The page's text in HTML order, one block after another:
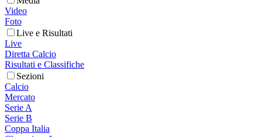
Video
Foto
Live e Risultati
Live
Diretta Calcio
Risultati e Classifiche
Sezioni
Calcio
Mercato
Serie A
Serie B
Coppa Italia